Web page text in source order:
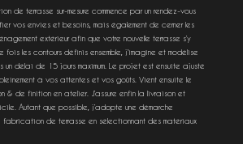
de terrasse sur-mesure commence par un rendez-vous
vos envies et besoins, mais également de cerner les
extérieur afin que votre nouvelle terrasse s’y
fois les contours définis ensemble, j’imagine et modélise
un délai de 15 jours maximum. Le projet est ensuite ajusté
à vos attentes et vos goûts. Vient ensuite le
& de finition en atelier. J’assure enfin la livraison et
Autant que possible, j’adopte une démarche
de terrasse en sélectionnant des matériaux